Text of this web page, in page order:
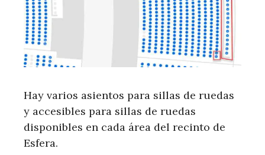
Hay varios asientos para sillas de ruedas
y accesibles para sillas de ruedas
disponibles en cada área del recinto de
Esfera.